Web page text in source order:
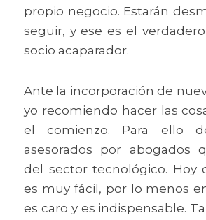
propio negocio. Estarán
seguir, y ese es el
socio acaparador.
Ante la incorporación de
yo recomiendo hacer las
el comienzo. Para ello
asesorados por abogados
del sector tecnológico. Hoy
es muy fácil, por lo menos
es caro y es indispensable.